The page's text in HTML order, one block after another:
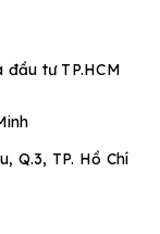
tư TP.HCM
Q.3, TP. Hồ Chí